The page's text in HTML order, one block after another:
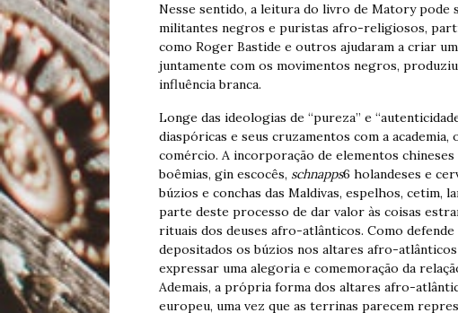
Nesse sentido, a leitura do livro de Matory pode
militantes negros e puristas afro-religiosos,
como Roger Bastide e outros ajudaram a criar
juntamente com os movimentos negros,
influência branca.
Longe das ideologias de “pureza” e
diaspóricas e seus cruzamentos com a
comércio. A incorporação de elementos chineses
boêmias, gin escocês, schnapps6 holandeses e
búzios e conchas das Maldivas, espelhos, cetim,
parte deste processo de dar valor às coisas
rituais dos deuses afro-atlânticos. Como
depositados os búzios nos altares afro-
expressar uma alegoria e comemoração da
Ademais, a própria forma dos altares afro-
europeu, uma vez que as terrinas parecem